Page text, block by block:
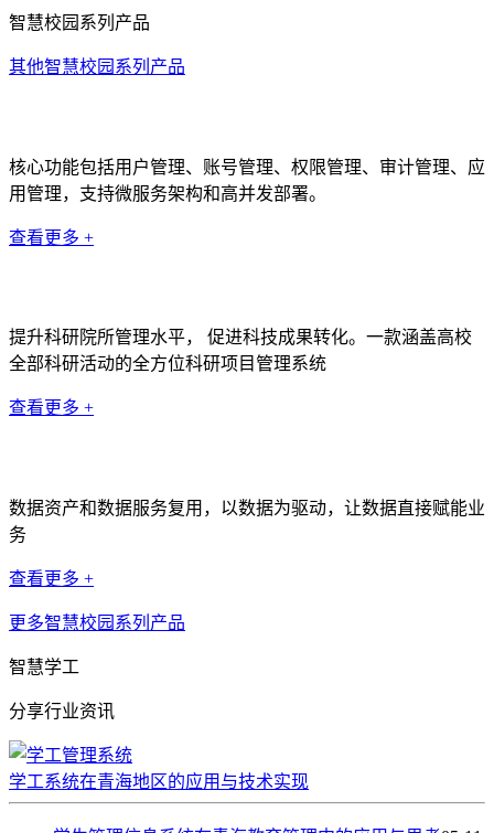
智慧校园系列产品
其他智慧校园系列产品
核心功能包括用户管理、账号管理、权限管理、审计管理、应
用管理，支持微服务架构和高并发部署。
查看更多 +
提升科研院所管理水平， 促进科技成果转化。一款涵盖高校
全部科研活动的全方位科研项目管理系统
查看更多 +
数据资产和数据服务复用，以数据为驱动，让数据直接赋能业
务
查看更多 +
更多智慧校园系列产品
智慧学工
分享行业资讯
学工系统在青海地区的应用与技术实现